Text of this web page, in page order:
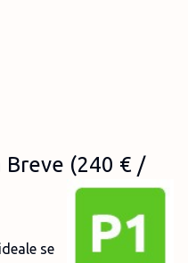
Breve (240 € /
se